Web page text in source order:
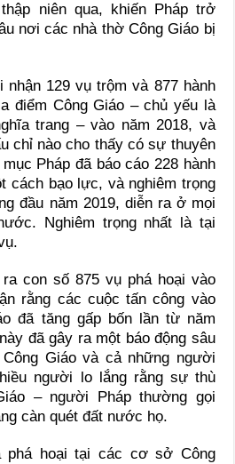
niên qua, khiến Pháp trở
nơi các nhà thờ Công Giáo bị
nhận 129 vụ trộm và 877 hành
điểm Công Giáo – chủ yếu là
trang – vào năm 2018, và
chỉ nào cho thấy có sự thuyên
Pháp đã báo cáo 228 hành
cách bạo lực, và nghiêm trọng
đầu năm 2019, diễn ra ở mọi
Nghiêm trọng nhất là tại
con số 875 vụ phá hoại vào
rằng các cuộc tấn công vào
đã tăng gấp bốn lần từ năm
đã gây ra một báo động sâu
Giáo và cả những người
người lo lắng rằng sự thù
– người Pháp thường gọi
càn quét đất nước họ.
phá hoại tại các cơ sở Công